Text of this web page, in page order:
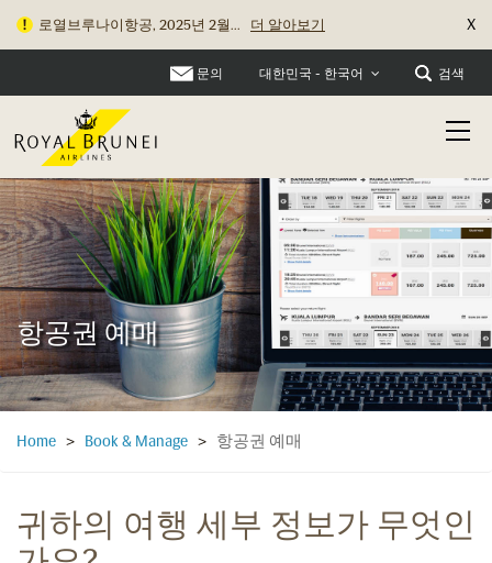
로열브루나이항공, 2025년 2월... 더 알아보기 X
문의 대한민국 - 한국어 검색
항공권 예매
Home > Book & Manage > 항공권 예매
귀하의 여행 세부 정보가 무엇인